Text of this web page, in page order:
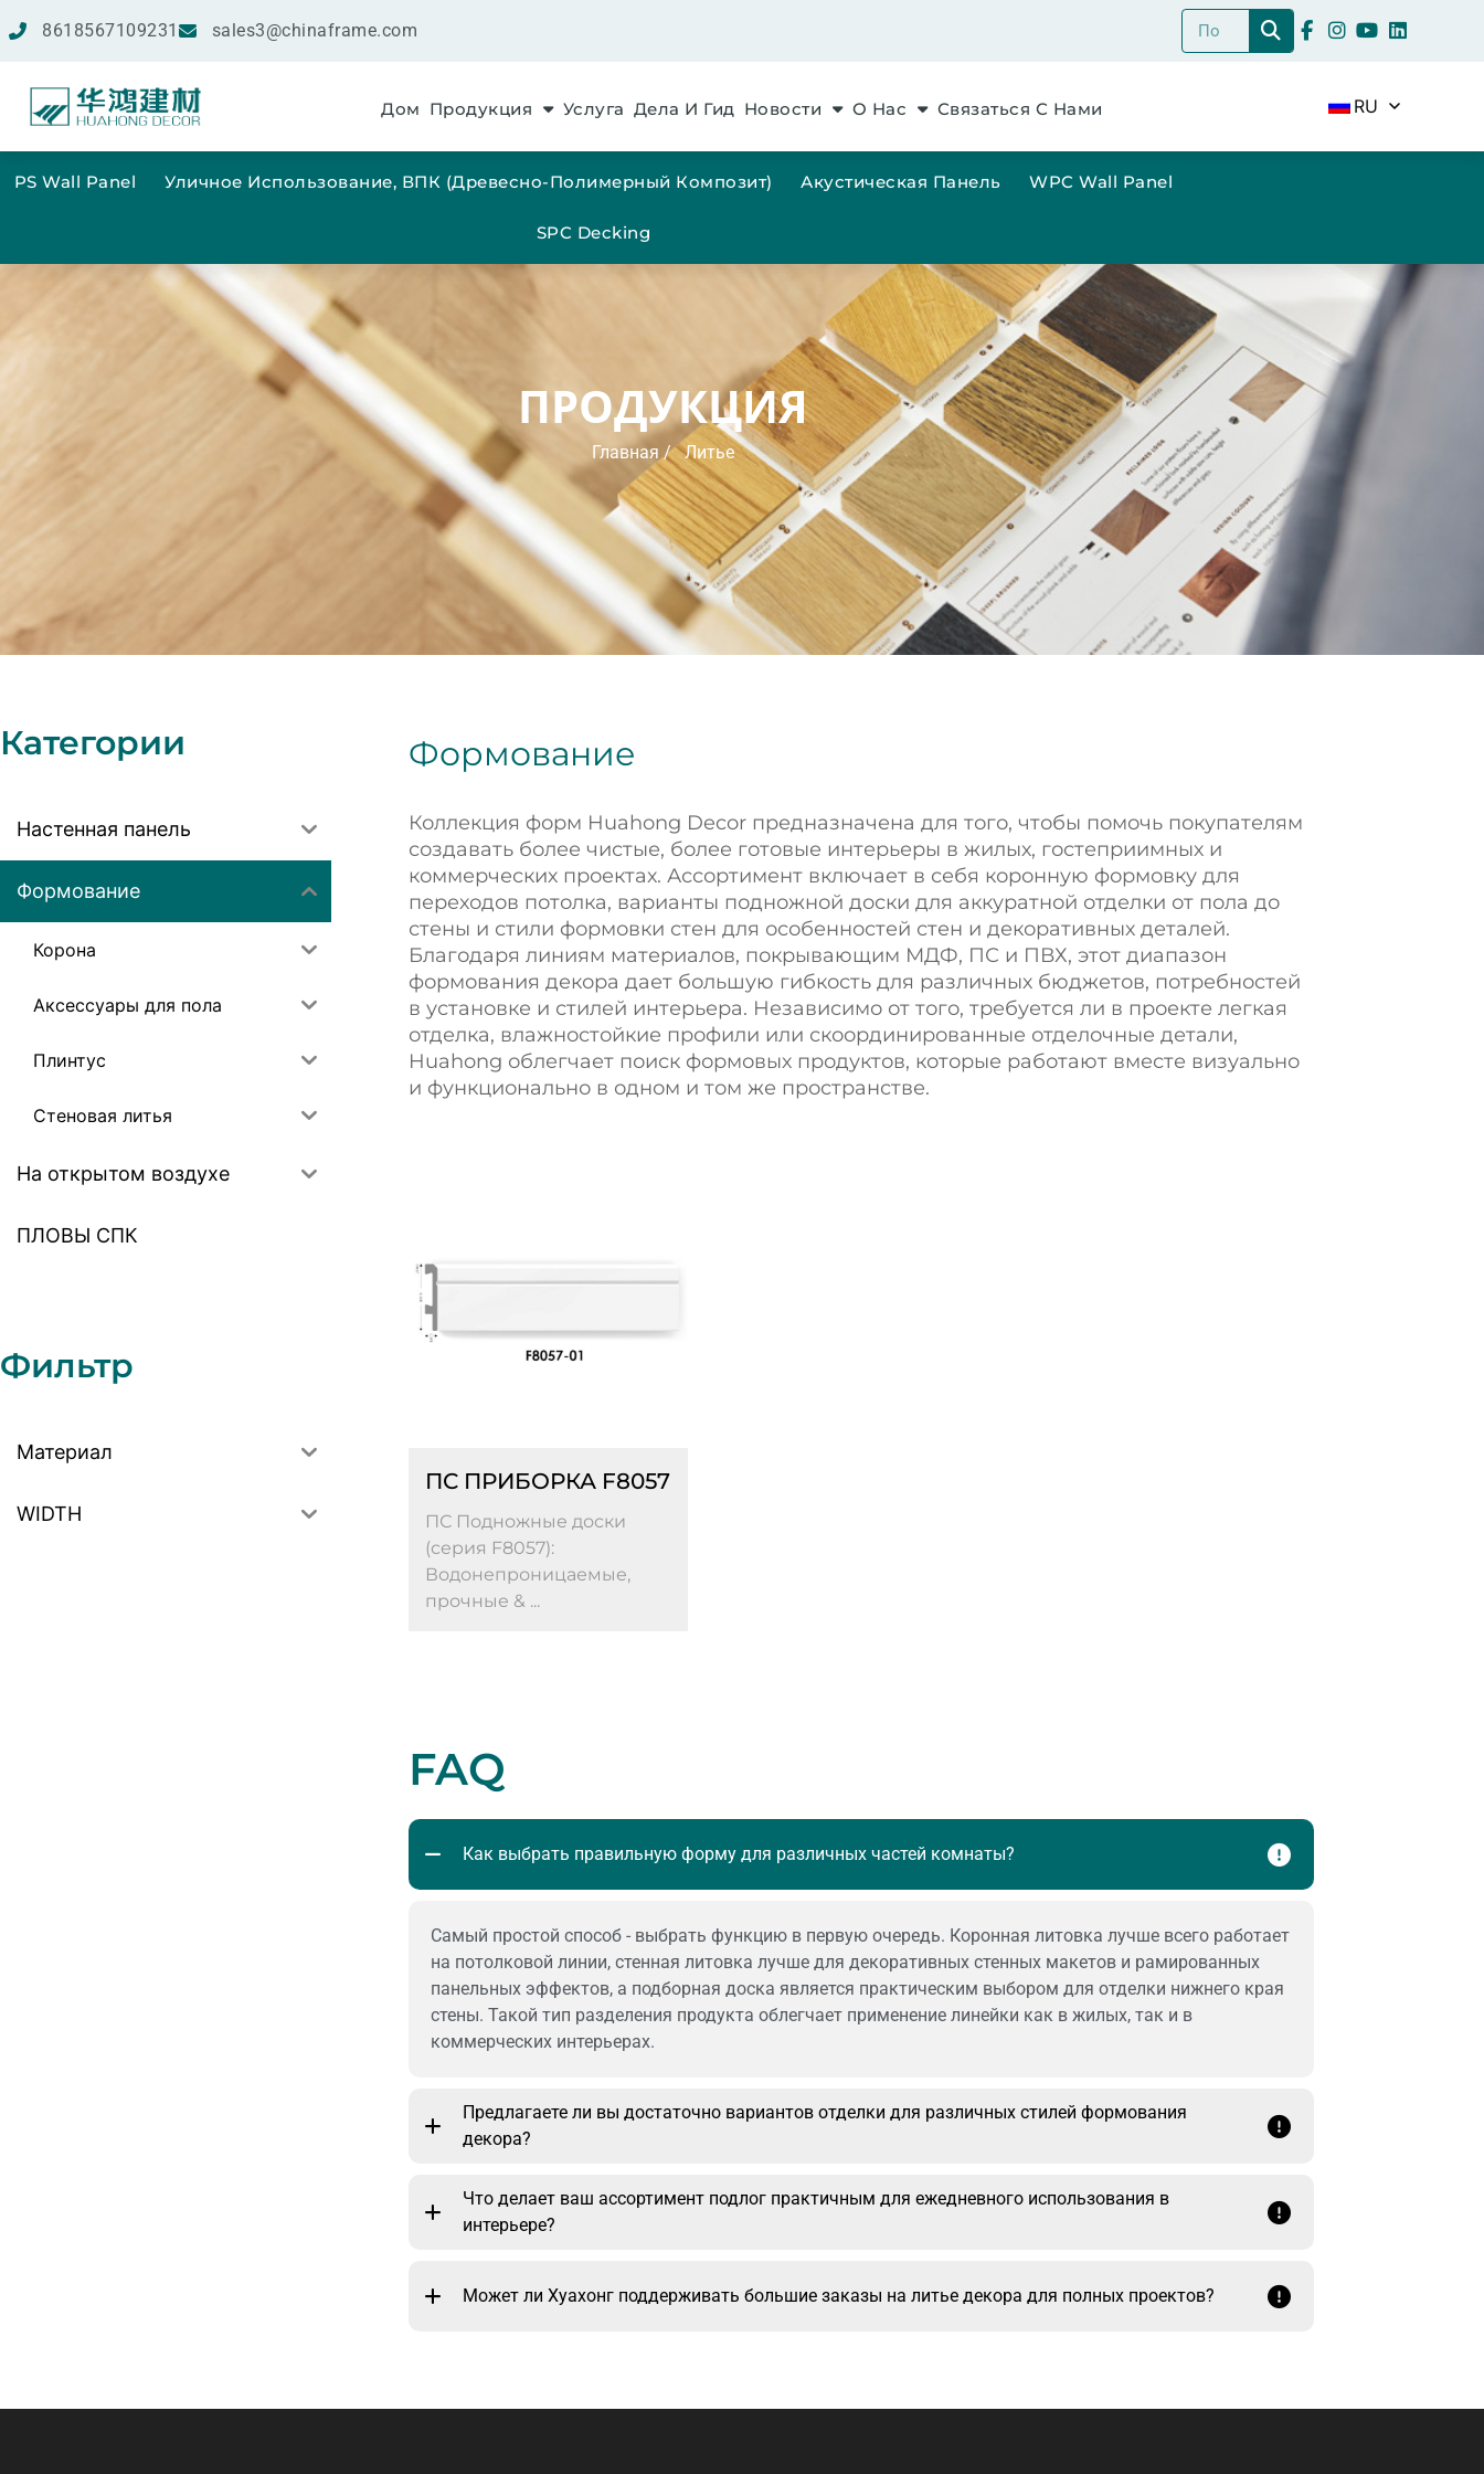
8618567109231 sales3@chinaframe.com
Дом Продукция Услуга Дела И Гид Новости О Нас Связаться С Нами RU
PS Wall Panel Уличное Использование, ВПК (древесно-Полимерный Композит) Акустическая Панель WPC Wall Panel
SPC Decking
ПРОДУКЦИЯ
Главная/ Литье
Категории
Настенная панель
Формование
Корона
Аксессуары для пола
Плинтус
Стеновая литья
На открытом воздухе
ПЛОВЫ СПК
Фильтр
Материал
WIDTH
Формование
Коллекция форм Huahong Decor предназначена для того, чтобы помочь покупателям
создавать более чистые, более готовые интерьеры в жилых, гостеприимных и
коммерческих проектах. Ассортимент включает в себя коронную формовку для
переходов потолка, варианты подножной доски для аккуратной отделки от пола до
стены и стили формовки стен для особенностей стен и декоративных деталей.
Благодаря линиям материалов, покрывающим МДФ, ПС и ПВХ, этот диапазон
формования декора дает большую гибкость для различных бюджетов, потребностей
в установке и стилей интерьера. Независимо от того, требуется ли в проекте легкая
отделка, влажностойкие профили или скоординированные отделочные детали,
Huahong облегчает поиск формовых продуктов, которые работают вместе визуально
и функционально в одном и том же пространстве.
ПС ПРИБОРКА F8057
ПС Подножные доски
(серия F8057):
Водонепроницаемые,
прочные & ...
FAQ
Как выбрать правильную форму для различных частей комнаты?
Самый простой способ - выбрать функцию в первую очередь. Коронная литовка лучше всего работает
на потолковой линии, стенная литовка лучше для декоративных стенных макетов и рамированных
панельных эффектов, а подборная доска является практическим выбором для отделки нижнего края
стены. Такой тип разделения продукта облегчает применение линейки как в жилых, так и в
коммерческих интерьерах.
Предлагаете ли вы достаточно вариантов отделки для различных стилей формования
декора?
Что делает ваш ассортимент подлог практичным для ежедневного использования в
интерьере?
Может ли Хуахонг поддерживать большие заказы на литье декора для полных проектов?